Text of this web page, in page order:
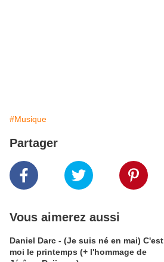
#Musique
Partager
Vous aimerez aussi
Daniel Darc - (Je suis né en mai) C'est
moi le printemps (+ l'hommage de